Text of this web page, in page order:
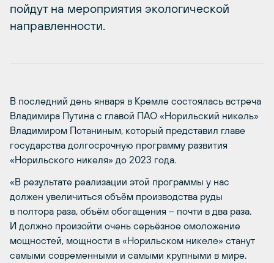
пойдут на мероприятия экологической
направленности.
В последний день января в Кремле состоялась встреча
Владимира Путина с главой ПАО «Норильский никель»
Владимиром Потаниным, который представил главе
государства долгосрочную программу развития
«Норильского никеля» до 2023 года.
«В результате реализации этой программы у нас
должен увеличиться объём производства руды
в полтора раза, объём обогащения – почти в два раза.
И должно произойти очень серьёзное омоложение
мощностей, мощности в «Норильском никеле» станут
самыми современными и самыми крупными в мире.